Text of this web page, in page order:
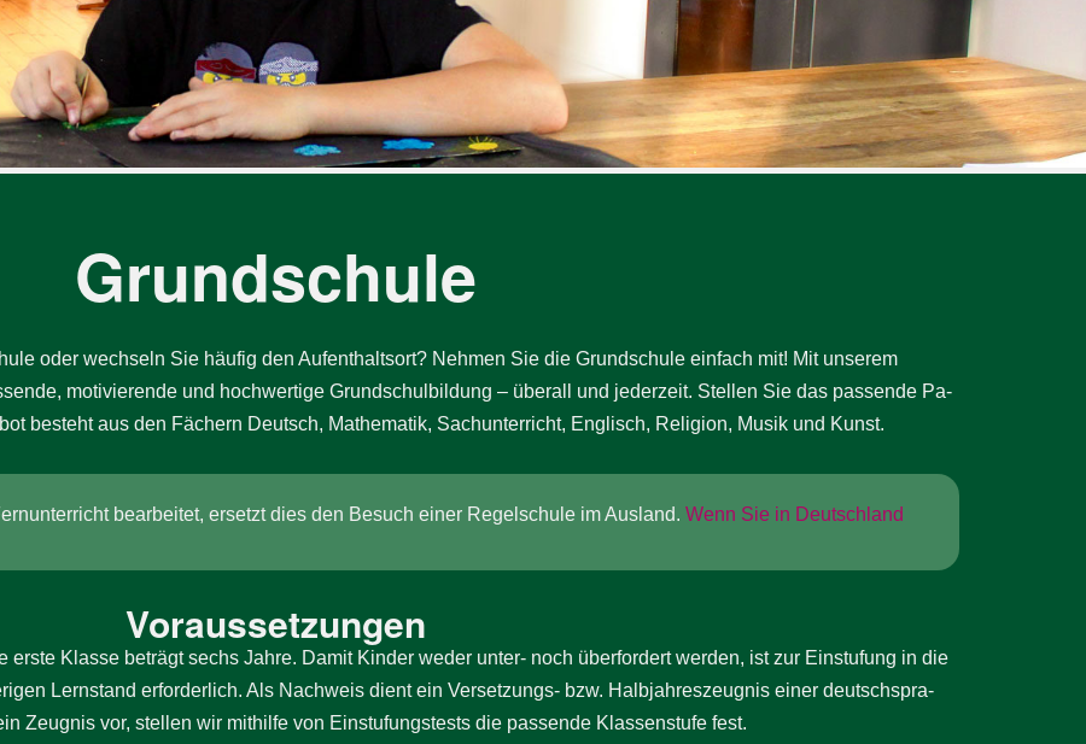
Grundschule
oder wech­seln Sie häu­fig den Auf­ent­halts­ort? Neh­men Sie die Grund­schu­le ein­fach mit! Mit unserem
mo­ti­vie­re­nde und hoch­wer­ti­ge Grundschul­bil­dung – überall und jederzeit. Stel­len Sie das pas­sen­de Pa­
be­steht aus den Fä­chern Deutsch, Ma­the­ma­tik, Sachunterricht, Eng­lisch, Re­li­gion, Musik und Kunst.
bearbeitet, ersetzt dies den Besuch einer Regelschule im Ausland.Wenn Sie in Deutschland
Voraussetzungen
Klasse beträgt sechs Jahre. Damit Kinder weder unter- noch über­for­dert werden, ist zur Ein­stu­fung in die
Lern­stand er­for­der­lich. Als Nach­weis dient ein Ver­setzungs- bzw. Halb­jah­res­zeug­nis einer deutsch­spra­
Zeu­gnis vor, stel­len wir mit­hil­fe von Ein­stu­fungs­tests die pas­sen­de Klassen­stufe fest.
Datenschutzerklärung.
Datenschutzerklärung
Datenschutzerklärung